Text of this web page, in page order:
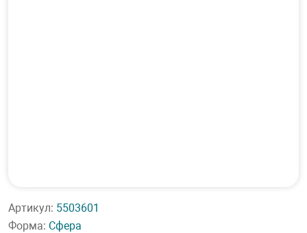
Артикул: 5503601
Форма: Сфера